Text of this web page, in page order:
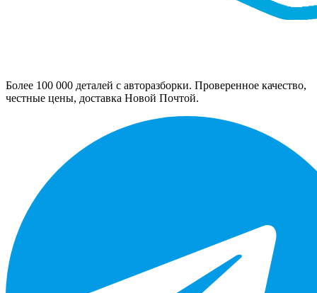
Более 100 000 деталей с авторазборки. Проверенное качество,
честные цены, доставка Новой Почтой.